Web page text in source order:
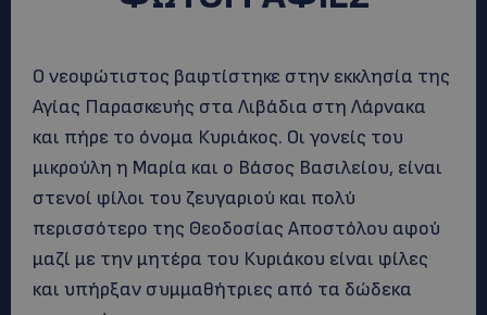
Ο νεοφώτιστος βαφτίστηκε στην εκκλησία της
Αγίας Παρασκευής στα Λιβάδια στη Λάρνακα
και πήρε το όνομα Κυριάκος. Οι γονείς του
μικρούλη η Μαρία και ο Βάσος Βασιλείου, είναι
στενοί φίλοι του ζευγαριού και πολύ
περισσότερο της Θεοδοσίας Αποστόλου αφού
μαζί με την μητέρα του Κυριάκου είναι φίλες
και υπήρξαν συμμαθήτριες από τα δώδεκα